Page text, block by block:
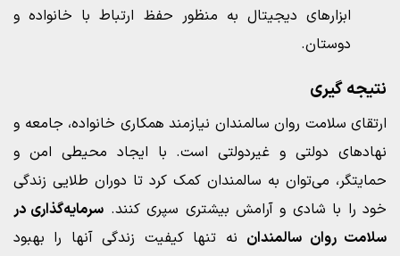
ابزارهای دیجیتال به منظور حفظ ارتباط با خانواده و
دوستان.
نتیجه‌ گیری
ارتقای سلامت روان سالمندان نیازمند همکاری خانواده، جامعه و
نهادهای دولتی و غیردولتی است. با ایجاد محیطی امن و
حمایتگر، می‌توان به سالمندان کمک کرد تا دوران طلایی زندگی
خود را با شادی و آرامش بیشتری سپری کنند. سرمایه‌گذاری در
سلامت روان سالمندان نه تنها کیفیت زندگی آنها را بهبود